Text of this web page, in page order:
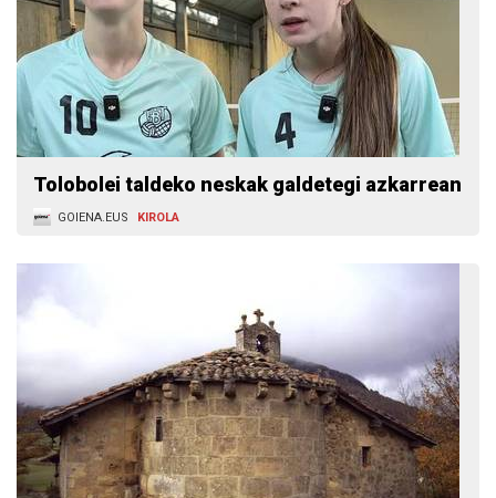
Tolobolei taldeko neskak galdetegi azkarrean
GOIENA.EUS KIROLA